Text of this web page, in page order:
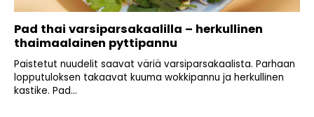
Pad thai varsiparsakaalilla – herkullinen
thaimaalainen pyttipannu
Paistetut nuudelit saavat väriä varsiparsakaalista. Parhaan
lopputuloksen takaavat kuuma wokkipannu ja herkullinen
kastike. Pad...